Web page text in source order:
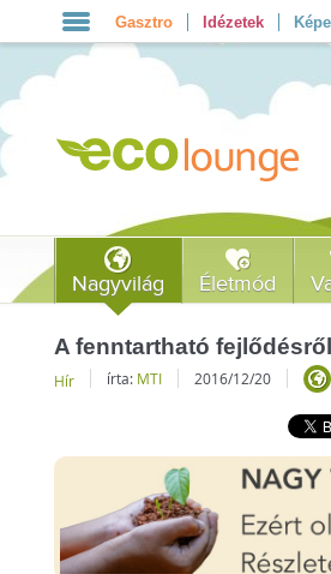
Gasztro Idézetek
Nagyvilág Életmód
A fenntartható
Hír írta: MTI 2016/12/20